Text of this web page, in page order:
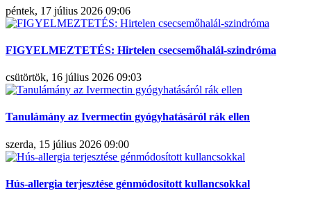
péntek, 17 július 2026 09:06
FIGYELMEZTETÉS: Hirtelen csecsemőhalál-szindróma
csütörtök, 16 július 2026 09:03
Tanulámány az Ivermectin gyógyhatásáról rák ellen
szerda, 15 július 2026 09:00
Hús-allergia terjesztése génmódosított kullancsokkal